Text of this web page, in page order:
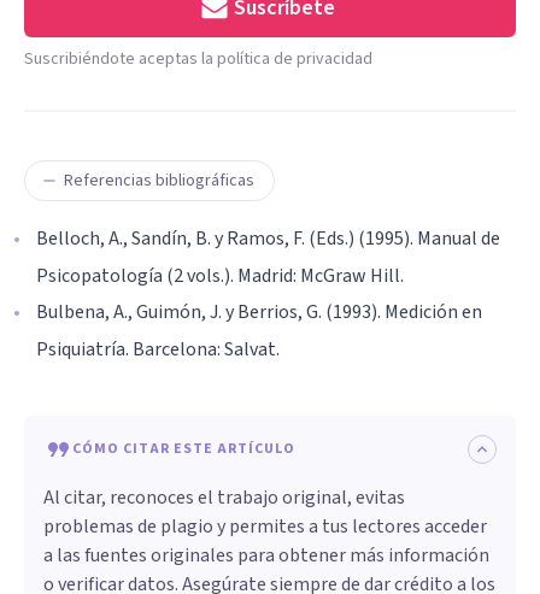
Suscríbete
Suscribiéndote aceptas la política de privacidad
Referencias bibliográficas
Belloch, A., Sandín, B. y Ramos, F. (Eds.) (1995). Manual de
Psicopatología (2 vols.). Madrid: McGraw Hill.
Bulbena, A., Guimón, J. y Berrios, G. (1993). Medición en
Psiquiatría. Barcelona: Salvat.
CÓMO CITAR ESTE ARTÍCULO
Al citar, reconoces el trabajo original, evitas
problemas de plagio y permites a tus lectores acceder
a las fuentes originales para obtener más información
o verificar datos. Asegúrate siempre de dar crédito a los